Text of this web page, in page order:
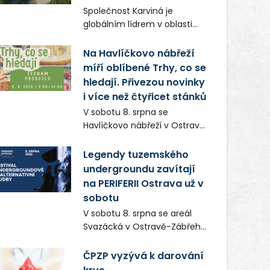
moravskoslezskou metropoli
nevybrali náhodou – její
přirozenou součástí příběhu
bývalého boxerského
šampiona Hoffa (Milan
Ondrík), jenž se po letech
vrací do světa vrcholových
zápasů, tentokrát v MMA.
Společnost Karviná je
globálním lídrem v oblasti
systémů, stabilním
zaměstnavatelem na
Karvinsku a firmou s
obrovským potenciálem.
Na Havlíčkovo nábřeží
míří oblíbené Trhy, co se
hledají. Přivezou novinky
i více než čtyřicet stánků
V sobotu 8. srpna se
Havlíčkovo nábřeží v Ostravě
vůní, chutí a poctivých
lokálních výrobků. Trhy, co se
hledají tentokrát nabídnou
více než čtyřicet pečlivě
vybraných stánků s kvalitní
gastronomií, farmářskými
produkty, designem i
Návštěvníci se mohou těšit
Legendy tuzemského
undergroundu zavítají
na PERIFERII Ostrava už v
sobotu
V sobotu 8. srpna se areál
Svazácká v Ostravě-Zábřehu
undergroundové a
alternativní hudby. Uskuteční
ČPZP vyzývá k darování